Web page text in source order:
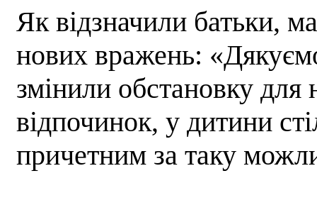
Як відзначили батьки,
нових вражень:
змінили обстановку
відпочинок, у дитини
причетним за таку